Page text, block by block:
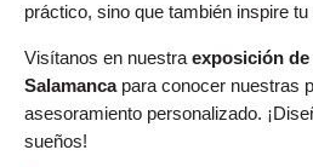
práctico, sino que también inspire tu
Visítanos en nuestra exposición
Salamanca para conocer nuestras
asesoramiento personalizado.
sueños!